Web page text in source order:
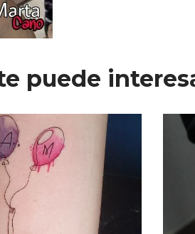
puede